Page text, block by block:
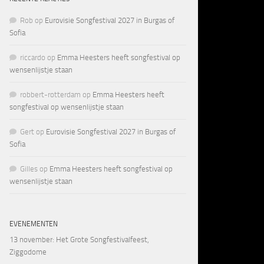
Rob op Eurovisie Songfestival 2027 in Burgas of
Sofia
riccardo op Emma Heesters heeft songfestival op
wensenlijstje staan
robbert-rotterdam op Emma Heesters heeft
songfestival op wensenlijstje staan
Gert op Eurovisie Songfestival 2027 in Burgas of
Sofia
Gilles op Emma Heesters heeft songfestival op
wensenlijstje staan
EVENEMENTEN
13 november: Het Grote Songfestivalfeest,
Ziggodome